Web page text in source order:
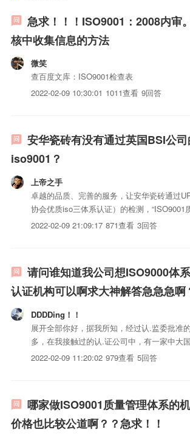
急求！！！ISO9001：2008内审
核中收集信息的方法
微笑
查百度文库：ISO9001检查表
2022-02-09 10:30:01 1011查看 9回答
安华瓷砖有没有通过英国BSI公
iso9001？
上帝之手
卓越的品质、完善的服务，让安华瓷砖通过
协会优质iso三体系认证）的检测，“ISO9001
证”，“中国环境标志iso三体系认证认证”、
2022-02-09 21:09:17 871查看 3回答
请问谁知道我公司想ISO9000体
认证机构可以啊求大神解答急急急啊
DDDDing！！
展开全部你好，据我所知，经过认.监委批准
多，在我接触过的认.证公司中，有一家中大
认.证批准号是CNCA-R-2016-226的还可以，
2022-02-09 11:20:02 979查看 5回答
哪家做ISO9001质量管理体系的
价格也比较公道啊？？急求！！